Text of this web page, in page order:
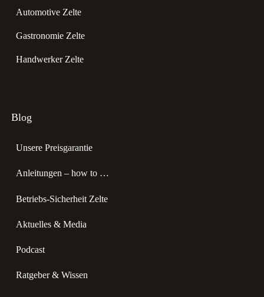
Automotive Zelte
Gastronomie Zelte
Handwerker Zelte
Blog
Unsere Preisgarantie
Anleitungen – how to …
Betriebs-Sicherheit Zelte
Aktuelles & Media
Podcast
Ratgeber & Wissen